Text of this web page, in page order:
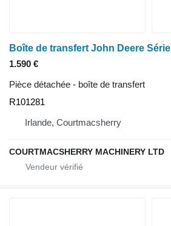
1.590 €
Pièce détachée - boîte de transfert
R101281
Irlande, Courtmacsherry
COURTMACSHERRY MACHINERY LTD